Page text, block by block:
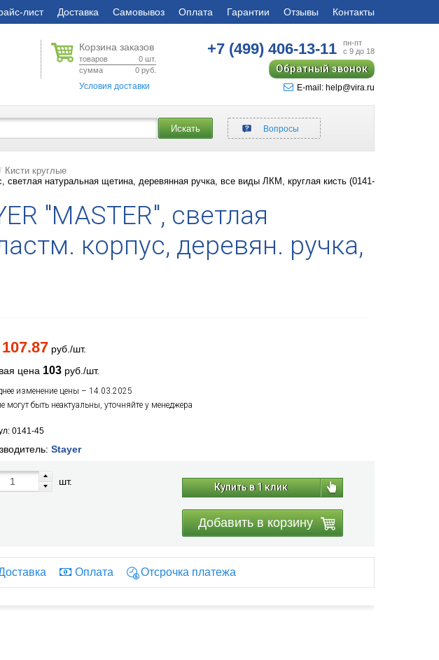
лист Доставка Самовывоз Оплата Гарантии Отзывы Контакты
Корзина заказов
товаров 0 шт.
сумма
0 руб.
Условия доставки
+7 (499)406-13-11
пн-пт
с 9 до 18
Обратный звонок
E-mail: help@vira.ru
Искать Вопросы
Кисти круглые
натуральная щетина, деревянная ручка, все виды ЛКМ, круглая кисть (0141-
"MASTER", светлая
корпус, деревян. ручка,
107.87 руб./шт.
цена 103руб./шт.
изменение цены – 14.03.2025
могут быть неактуальны, уточняйте у менеджера
0141-45
Stayer
шт. Купить в 1 клик
Добавить в корзину
Оплата Отсрочка платежа